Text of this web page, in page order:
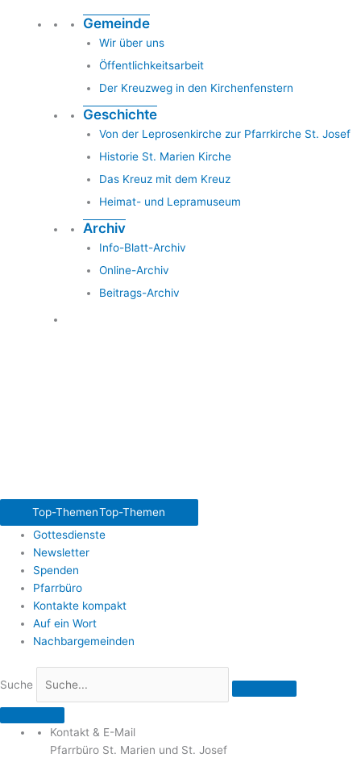
Gemeinde
Wir über uns
Öffentlichkeitsarbeit
Der Kreuzweg in den Kirchenfenstern
Geschichte
Von der Leprosenkirche zur Pfarrkirche St. Josef
Historie St. Marien Kirche
Das Kreuz mit dem Kreuz
Heimat- und Lepramuseum
Archiv
Info-Blatt-Archiv
Online-Archiv
Beitrags-Archiv
Top-ThemenTop-Themen
Gottesdienste
Newsletter
Spenden
Pfarrbüro
Kontakte kompakt
Auf ein Wort
Nachbargemeinden
Suche
Kontakt & E-Mail
Pfarrbüro St. Marien und St. Josef